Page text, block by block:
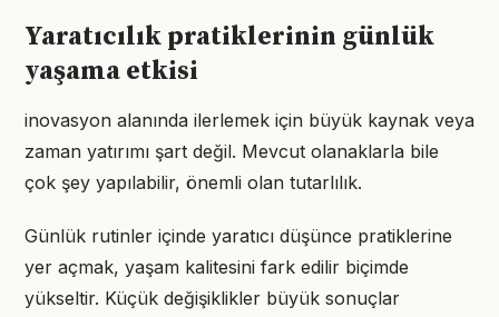
Yaratıcılık pratiklerinin günlük
yaşama etkisi
inovasyon alanında ilerlemek için büyük kaynak veya
zaman yatırımı şart değil. Mevcut olanaklarla bile
çok şey yapılabilir, önemli olan tutarlılık.
Günlük rutinler içinde yaratıcı düşünce pratiklerine
yer açmak, yaşam kalitesini fark edilir biçimde
yükseltir. Küçük değişiklikler büyük sonuçlar